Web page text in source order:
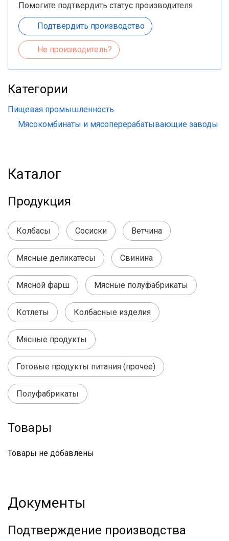
Помогите подтвердить статус производителя
Подтвердить производство
Не производитель?
Категории
Пищевая промышленность
Мясокомбинаты и мясоперерабатывающие заводы
Каталог
Продукция
Колбасы Сосиски Ветчина
Мясные деликатесы Свинина
Мясной фарш Мясные полуфабрикаты
Котлеты Колбасные изделия
Мясные продукты
Готовые продукты питания (прочее)
Полуфабрикаты
Товары
Товары не добавлены
Документы
Подтверждение производства